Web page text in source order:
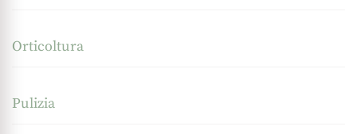
Orticoltura
Pulizia